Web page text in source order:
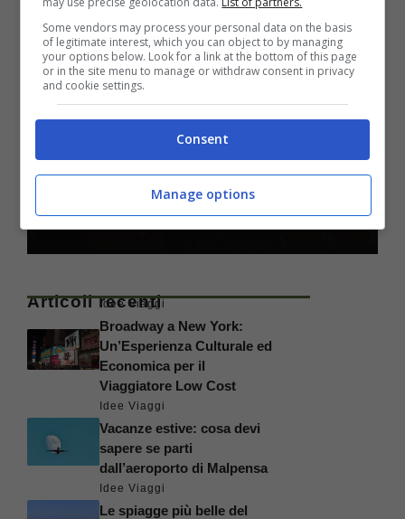
Una città potrebbe essere
cancellata a breve da uno
tsunami, ma nessuno la
lascia: come si stanno
preparando
Articoli recenti
Idee Viaggi
Broadway a New York:
Un’Esperienza Culturale ed
Economica per il
Viaggiatore Low Cost
Idee Viaggi
Vacanze estive: cosa devi
sapere se parti
dall’aeroporto di Malpensa
Idee Viaggi
Le spiagge più belle del
Some vendors may process your personal data on the basis
of legitimate interest, which you can object to by managing
your options below. Look for a link at the bottom of this page
or in the site menu to manage or withdraw consent in privacy
and cookie settings.
Consent
Manage options